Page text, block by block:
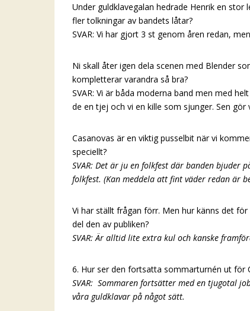
Under guldklavegalan hedrade Henrik en stor
fler tolkningar av bandets låtar?
SVAR: Vi har gjort 3 st genom åren redan,
Ni skall åter igen dela scenen med Blender
kompletterar varandra så bra?
SVAR: Vi är båda moderna band men med
de en tjej och vi en kille som sjunger. Sen
Casanovas är en viktig pusselbit när vi
speciellt?
SVAR: Det är ju en folkfest där banden bjuder
folkfest. (Kan meddela att fint väder redan är
Vi har ställt frågan förr. Men hur känns det
del den av publiken?
SVAR: Är alltid lite extra kul och kanske
6. Hur ser den fortsatta sommarturnén ut för
SVAR: Sommaren fortsätter med en tjugotal
våra guldklavar på något sätt.